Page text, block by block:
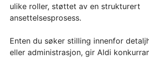
ulike roller, støttet av en strukturert
ansettelsesprosess.
Enten du søker stilling innenfor
eller administrasjon, gir Aldi